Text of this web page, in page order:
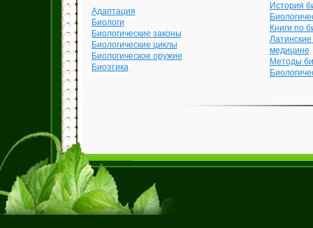
Адаптация
Биологи
Биологические законы
Биологические циклы
Биологическое оружие
Биоэтика
История
Книги по
медицине
Методы